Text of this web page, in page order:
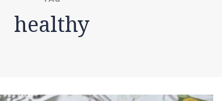
healthy